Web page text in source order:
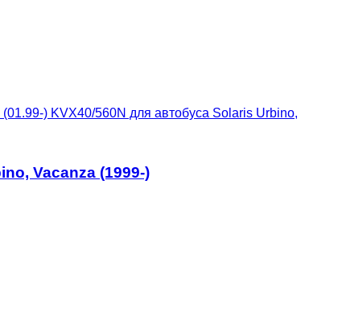
) KVX40/560N для автобуса Solaris Urbino,
Vacanza (1999-)